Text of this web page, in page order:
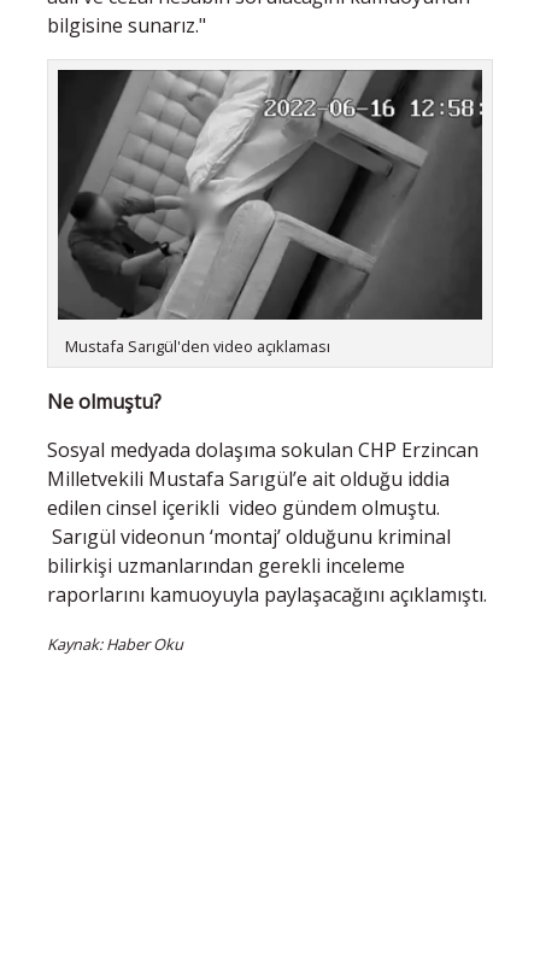
bilgisine sunarız."
Mustafa Sarıgül'den video açıklaması
Ne olmuştu?
Sosyal medyada dolaşıma sokulan CHP Erzincan
Milletvekili Mustafa Sarıgül’e ait olduğu iddia
edilen cinsel içerikli video gündem olmuştu.
Sarıgül videonun ‘montaj’ olduğunu kriminal
bilirkişi uzmanlarından gerekli inceleme
raporlarını kamuoyuyla paylaşacağını açıklamıştı.
Kaynak: Haber Oku